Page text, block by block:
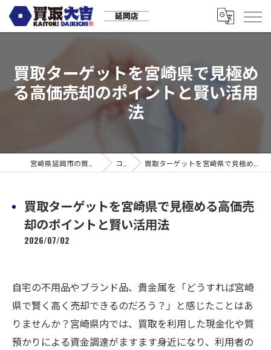
買取ターゲットを宮崎県で見極め
る高価売却のポイントと賢い活用
法
コラム 買取ターゲットを宮崎県で見極める高価売却のポイントと賢い活用法
買取ターゲットを宮崎県で見極める高価売
却のポイントと賢い活用法
2026/07/02
自宅の不用品やブランド品、貴金属を「どうすれば宮崎
県で賢く高く売却できるのだろう？」と感じたことはあ
りませんか？宮崎県内では、買取を利用した現金化や質
預かりによる資金調達がますます身近になり、利用者の